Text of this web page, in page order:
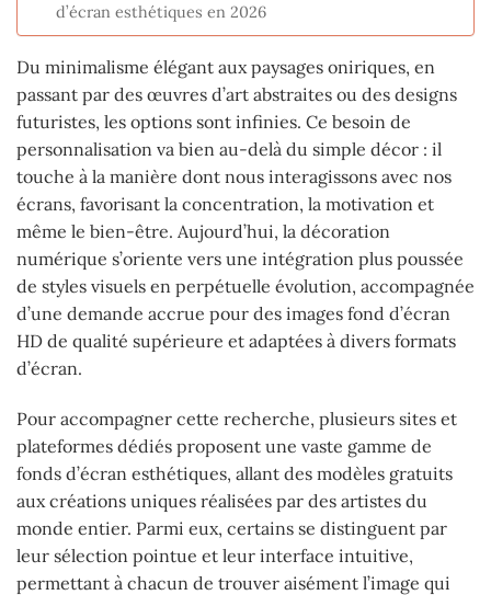
d’écran esthétiques en 2026
Du minimalisme élégant aux paysages oniriques, en
passant par des œuvres d’art abstraites ou des designs
futuristes, les options sont infinies. Ce besoin de
personnalisation va bien au-delà du simple décor : il
touche à la manière dont nous interagissons avec nos
écrans, favorisant la concentration, la motivation et
même le bien-être. Aujourd’hui, la décoration
numérique s’oriente vers une intégration plus poussée
de styles visuels en perpétuelle évolution, accompagnée
d’une demande accrue pour des images fond d’écran
HD de qualité supérieure et adaptées à divers formats
d’écran.
Pour accompagner cette recherche, plusieurs sites et
plateformes dédiés proposent une vaste gamme de
fonds d’écran esthétiques, allant des modèles gratuits
aux créations uniques réalisées par des artistes du
monde entier. Parmi eux, certains se distinguent par
leur sélection pointue et leur interface intuitive,
permettant à chacun de trouver aisément l’image qui